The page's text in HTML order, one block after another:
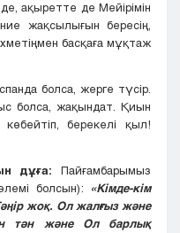
ақыретте де Мейірімін
жақсылығын бересің,
басқаға мұқтаж
болса, жерге түсір.
болса, жақындат. Қиын
берекелі қыл!
дұға: Пайғамбарымыз
болсын): «Кімде-кім
жоқ. Ол жалғыз және
тән және Ол барлық